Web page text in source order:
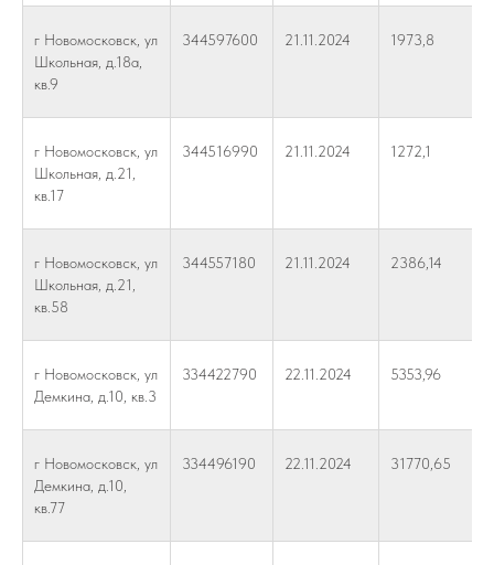
г Новомосковск, ул
Школьная, д.18а,
кв.9
344597600 21.11.2024 1973,8
г Новомосковск, ул
Школьная, д.21,
кв.17
344516990 21.11.2024 1272,1
г Новомосковск, ул
Школьная, д.21,
кв.58
344557180 21.11.2024 2386,14
г Новомосковск, ул
Демкина, д.10, кв.3
334422790 22.11.2024 5353,96
г Новомосковск, ул
Демкина, д.10,
кв.77
334496190 22.11.2024 31770,65